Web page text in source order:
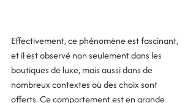
Effectivement, ce phénomène est fascinant,
et il est observé non seulement dans les
boutiques de luxe, mais aussi dans de
nombreux contextes où des choix sont
offerts. Ce comportement est en grande